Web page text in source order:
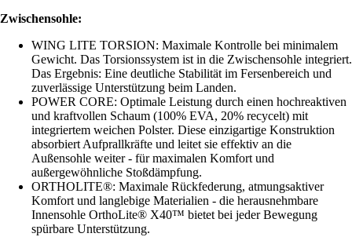
Zwischensohle:
WING LITE TORSION: Maximale Kontrolle bei minimalem
Gewicht. Das Torsionssystem ist in die Zwischensohle integriert.
Das Ergebnis: Eine deutliche Stabilität im Fersenbereich und
zuverlässige Unterstützung beim Landen.
POWER CORE: Optimale Leistung durch einen hochreaktiven
und kraftvollen Schaum (100% EVA, 20% recycelt) mit
integriertem weichen Polster. Diese einzigartige Konstruktion
absorbiert Aufprallkräfte und leitet sie effektiv an die
Außensohle weiter - für maximalen Komfort und
außergewöhnliche Stoßdämpfung.
ORTHOLITE®: Maximale Rückfederung, atmungsaktiver
Komfort und langlebige Materialien - die herausnehmbare
Innensohle OrthoLite® X40™ bietet bei jeder Bewegung
spürbare Unterstützung.